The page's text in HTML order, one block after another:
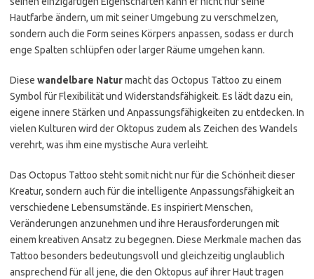
Hautfarbe ändern, um mit seiner Umgebung zu verschmelzen,
sondern auch die Form seines Körpers anpassen, sodass er durch
enge Spalten schlüpfen oder larger Räume umgehen kann.
Diese wandelbare Naturmacht das Octopus Tattoo zu einem
Symbol für Flexibilität und Widerstandsfähigkeit. Es lädt dazu ein,
eigene innere Stärken und Anpassungsfähigkeiten zu entdecken. In
vielen Kulturen wird der Oktopus zudem als Zeichen des Wandels
verehrt, was ihm eine mystische Aura verleiht.
Das Octopus Tattoo steht somit nicht nur für die Schönheit dieser
Kreatur, sondern auch für die intelligente Anpassungsfähigkeit an
verschiedene Lebensumstände. Es inspiriert Menschen,
Veränderungen anzunehmen und ihre Herausforderungen mit
einem kreativen Ansatz zu begegnen. Diese Merkmale machen das
Tattoo besonders bedeutungsvoll und gleichzeitig unglaublich
ansprechend für all jene, die den Oktopus auf ihrer Haut tragen